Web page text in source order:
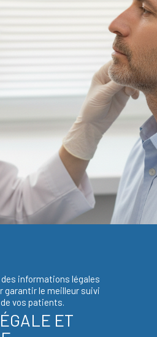
des informations légales
garantir le meilleur suivi
vos patients.
ET